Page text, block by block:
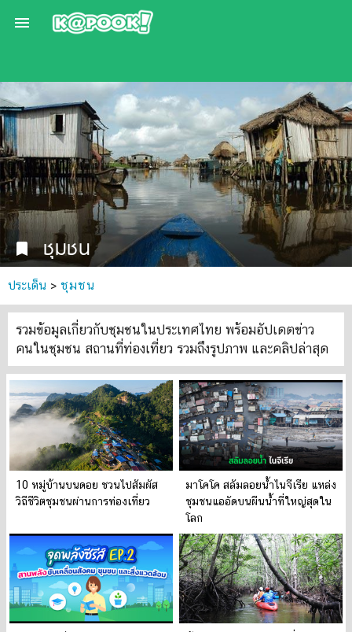

bookmark ชุมชน
ประเด็น > ชุมชน
รวมข้อมูลเกี่ยวกับชุมชนในประเทศไทย พร้อมอัปเดตข่าว
คนในชุมชน สถานที่ท่องเที่ยว รวมถึงรูปภาพ และคลิปล่าสุด
10 หมู่บ้านบนดอย ชวนไปสัมผัส
วิถีชีวิตชุมชนผ่านการท่องเที่ยว
มาโคโค สลัมลอยน้ำไนจีเรีย แหล่ง
ชุมชนแออัดบนผืนน้ำที่ใหญ่สุดใน
โลก